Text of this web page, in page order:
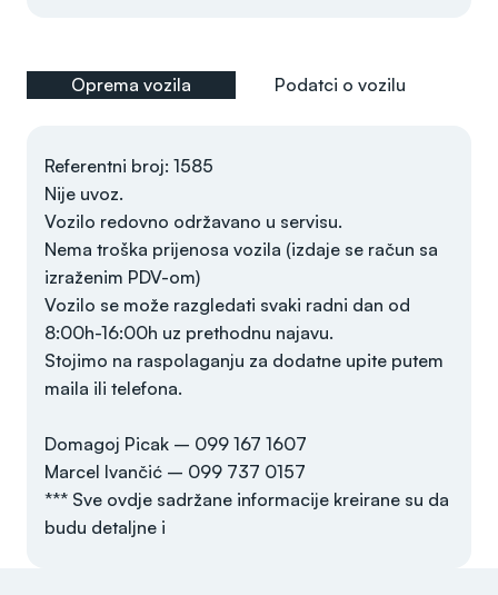
Oprema vozila Podatci o vozilu
Referentni broj: 1585
Nije uvoz.
Vozilo redovno održavano u servisu.
Nema troška prijenosa vozila (izdaje se račun sa
izraženim PDV-om)
Vozilo se može razgledati svaki radni dan od
8:00h-16:00h uz prethodnu najavu.
Stojimo na raspolaganju za dodatne upite putem
maila ili telefona.
Domagoj Picak – 099 167 1607
Marcel Ivančić – 099 737 0157
*** Sve ovdje sadržane informacije kreirane su da
budu detaljne i